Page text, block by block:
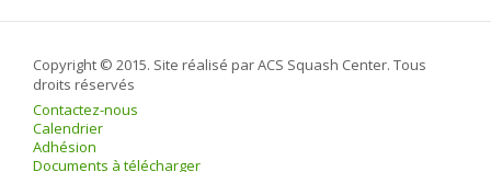
Copyright © 2015. Site réalisé par ACS Squash Center. Tous
droits réservés
Contactez-nous
Calendrier
Adhésion
Documents à télécharger